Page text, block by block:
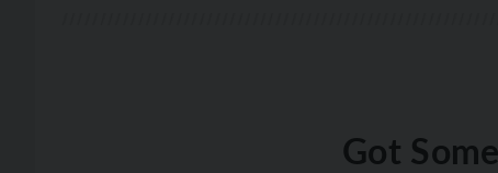
Got